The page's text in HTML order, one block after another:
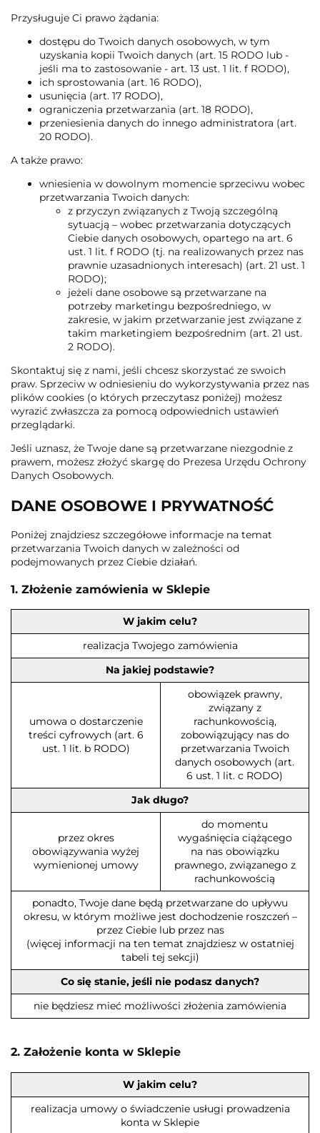
Przysługuje Ci prawo żądania:
dostępu do Twoich danych osobowych, w tym
uzyskania kopii Twoich danych (art. 15 RODO lub -
jeśli ma to zastosowanie - art. 13 ust. 1 lit. f RODO),
ich sprostowania (art. 16 RODO),
usunięcia (art. 17 RODO),
ograniczenia przetwarzania (art. 18 RODO),
przeniesienia danych do innego administratora (art.
20 RODO).
A także prawo:
wniesienia w dowolnym momencie sprzeciwu wobec
przetwarzania Twoich danych:
z przyczyn związanych z Twoją szczególną
sytuacją – wobec przetwarzania dotyczących
Ciebie danych osobowych, opartego na art. 6
ust. 1 lit. f RODO (tj. na realizowanych przez nas
prawnie uzasadnionych interesach) (art. 21 ust. 1
RODO);
jeżeli dane osobowe są przetwarzane na
potrzeby marketingu bezpośredniego, w
zakresie, w jakim przetwarzanie jest związane z
takim marketingiem bezpośrednim (art. 21 ust.
2 RODO).
Skontaktuj się z nami, jeśli chcesz skorzystać ze swoich
praw. Sprzeciw w odniesieniu do wykorzystywania przez nas
plików cookies (o których przeczytasz poniżej) możesz
wyrazić zwłaszcza za pomocą odpowiednich ustawień
przeglądarki.
Jeśli uznasz, że Twoje dane są przetwarzane niezgodnie z
prawem, możesz złożyć skargę do Prezesa Urzędu Ochrony
Danych Osobowych.
DANE OSOBOWE I PRYWATNOŚĆ
Poniżej znajdziesz szczegółowe informacje na temat
przetwarzania Twoich danych w zależności od
podejmowanych przez Ciebie działań.
1. Złożenie zamówienia w Sklepie
W jakim celu?
realizacja Twojego zamówienia
Na jakiej podstawie?
umowa o dostarczenie
treści cyfrowych (art. 6
ust. 1 lit. b RODO)
obowiązek prawny,
związany z
rachunkowością,
zobowiązujący nas do
przetwarzania Twoich
danych osobowych (art.
6 ust. 1 lit. c RODO)
Jak długo?
przez okres
obowiązywania wyżej
wymienionej umowy
do momentu
wygaśnięcia ciążącego
na nas obowiązku
prawnego, związanego z
rachunkowością
ponadto, Twoje dane będą przetwarzane do upływu
okresu, w którym możliwe jest dochodzenie roszczeń –
przez Ciebie lub przez nas
(więcej informacji na ten temat znajdziesz w ostatniej
tabeli tej sekcji)
Co się stanie, jeśli nie podasz danych?
nie będziesz mieć możliwości złożenia zamówienia
2. Założenie konta w Sklepie
W jakim celu?
realizacja umowy o świadczenie usługi prowadzenia
konta w Sklepie